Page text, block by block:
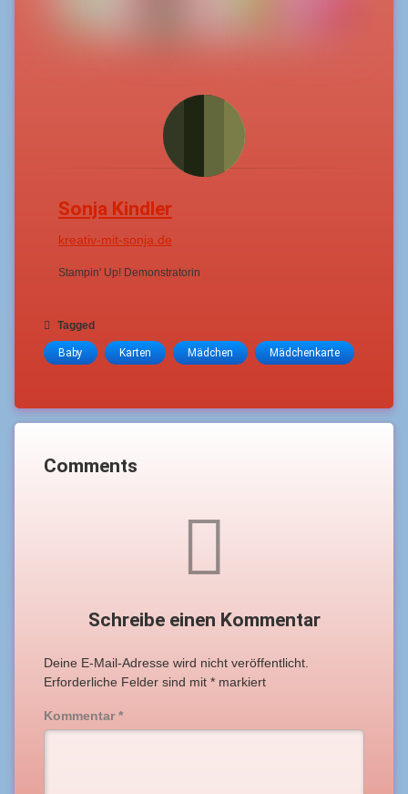
Sonja Kindler
kreativ-mit-sonja.de
Stampin' Up! Demonstratorin
Tagged
Baby Karten Mädchen Mädchenkarte
Comments
Schreibe einen Kommentar
Deine E-Mail-Adresse wird nicht veröffentlicht.
Erforderliche Felder sind mit * markiert
Kommentar *